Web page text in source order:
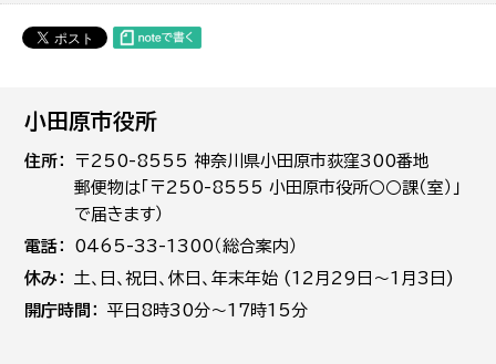
小田原市役所
住所
〒250-8555 神奈川県小田原市荻窪300番地
郵便物は「〒250-8555 小田原市役所○○課（室）」
で届きます）
電話
0465-33-1300（総合案内）
休み
土､日､祝日、休日、年末年始 (12月29日～1月3日)
開庁時間
平日8時30分～17時15分